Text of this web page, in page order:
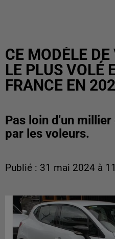
CE MODÈLE
LE PLUS VOLÉ
FRANCE EN
Pas loin d'un
par les voleurs.
Publié : 31 mai 2024 à